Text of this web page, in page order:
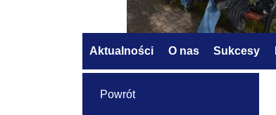
Aktualności O nas Sukcesy
Powrót